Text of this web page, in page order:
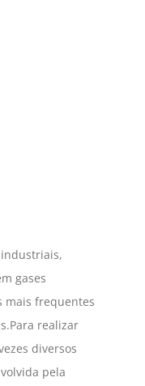
gases
mais frequentes
realizar
diversos
pela